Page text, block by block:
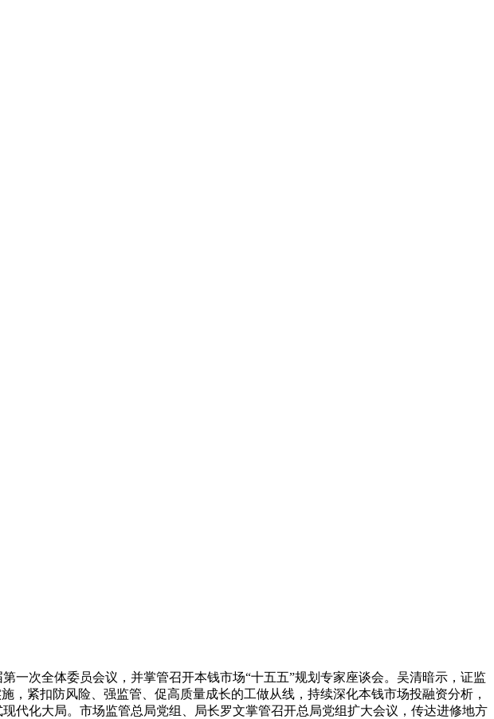
次全体委员会议，并掌管召开本钱市场“十五五”规划专家座谈会。吴清暗示，证监
紧扣防风险、强监管、促高质量成长的工做从线，持续深化本钱市场投融资分析，
代化大局。市场监管总局党组、局长罗文掌管召开总局党组扩大会议，传达进修地方